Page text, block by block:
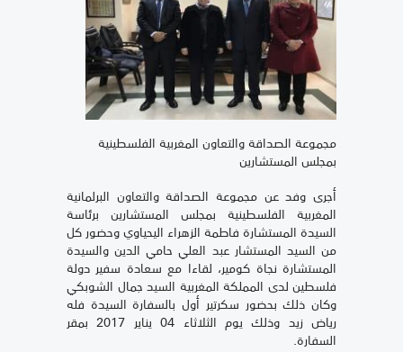
مجموعة الصداقة والتعاون المغربية الفلسطينية
بمجلس المستشارين
أجرى وفد عن مجموعة الصداقة والتعاون البرلمانية
المغربية الفلسطينية بمجلس المستشارين برئاسة
السيدة المستشارة فاطمة الزهراء اليحياوي وحضور كل
من السيد المستشار عبد العلي حامي الدين والسيدة
المستشارة نجاة كومير، لقاءا مع سعادة سفير دولة
فلسطين لدى المملكة المغربية السيد جمال الشوبكي
وكان ذلك بحضور سكرتير أول بالسفارة السيدة فله
رياض زيد وذلك يوم الثلاثاء 04 يناير 2017 بمقر
السفارة.